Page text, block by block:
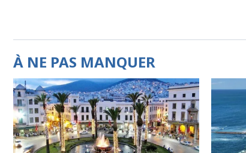
À NE PAS MANQUER